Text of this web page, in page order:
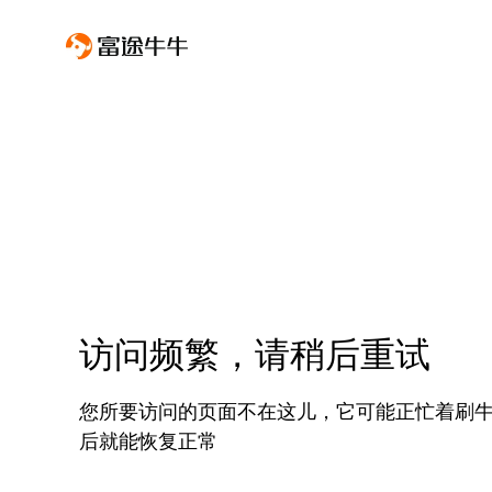
访问频繁，请稍后重试
您所要访问的页面不在这儿，它可能正忙着刷
后就能恢复正常